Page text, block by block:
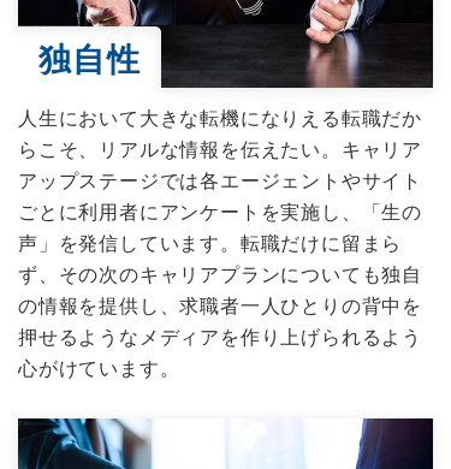
独自性
人生において大きな転機になりえる転職だか
らこそ、リアルな情報を伝えたい。キャリア
アップステージでは各エージェントやサイト
ごとに利用者にアンケートを実施し、「生の
声」を発信しています。転職だけに留まら
ず、その次のキャリアプランについても独自
の情報を提供し、求職者一人ひとりの背中を
押せるようなメディアを作り上げられるよう
心がけています。